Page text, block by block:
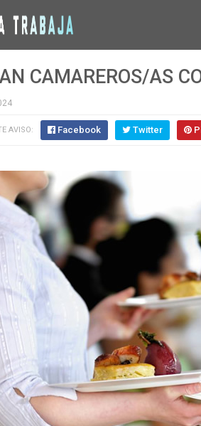
CAMAREROS/AS
AVISO: Facebook Twitter